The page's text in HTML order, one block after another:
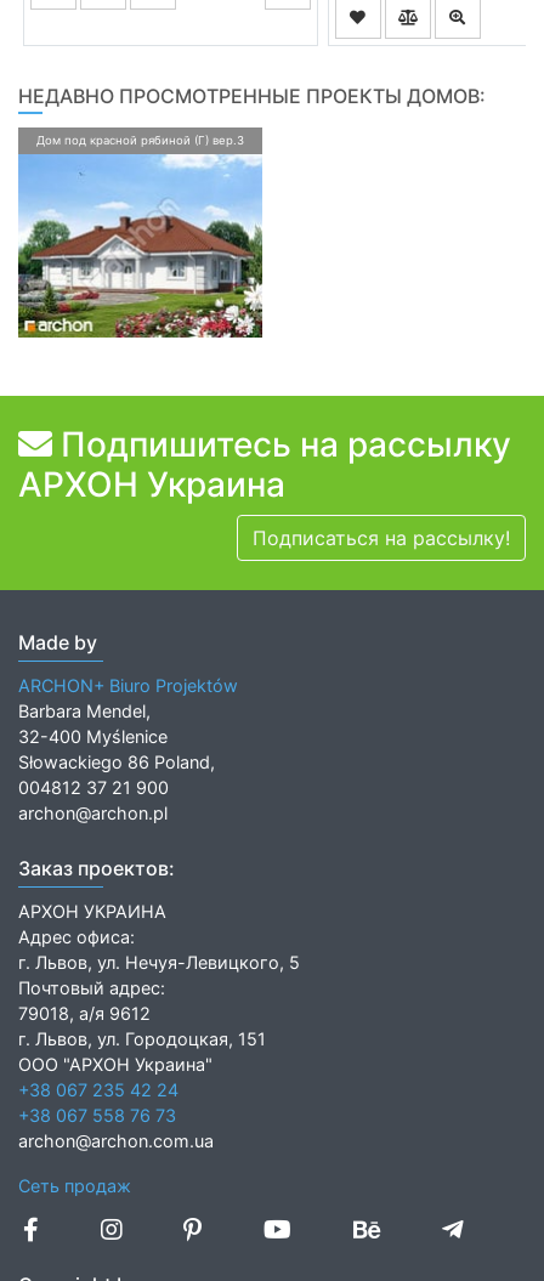
НЕДАВНО ПРОСМОТРЕННЫЕ ПРОЕКТЫ ДОМОВ:
Дом под красной рябиной (Г) вер.3
Подпишитесь на рассылку
АРХОН Украина
Подписаться на рассылку!
Made by
ARCHON+ Biuro Projektów
Barbara Mendel,
32-400 Myślenice
Słowackiego 86 Poland,
004812 37 21 900
archon@archon.pl
Заказ проектов:
АРХОН УКРАИНА
Адрес офиса:
г. Львов, ул. Нечуя-Левицкого, 5
Почтовый адрес:
79018, а/я 9612
г. Львов, ул. Городоцкая, 151
ООО "АРХОН Украина"
+38 067 235 42 24
+38 067 558 76 73
archon@archon.com.ua
Сеть продаж